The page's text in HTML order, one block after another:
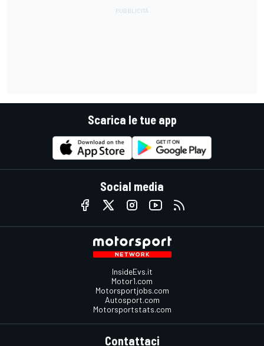
Scarica le tue app
Social media
InsideEvs.it
Motor1.com
Motorsportjobs.com
Autosport.com
Motorsportstats.com
Contattaci